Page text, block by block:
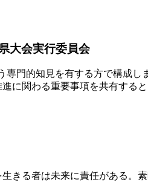
大会実行委員会
門的知見を有する方で構成し
に関わる重要事項を共有する
きる者は未来に責任がある。